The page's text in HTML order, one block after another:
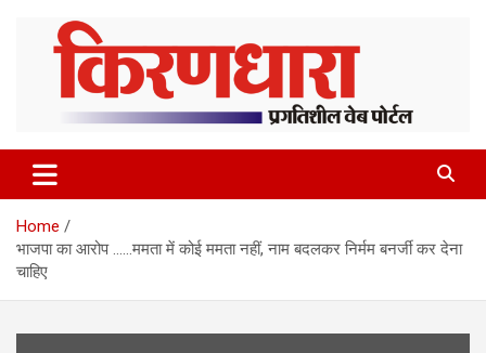
content
Home
भाजपा का आरोप ……ममता में कोई ममता नहीं, नाम बदलकर निर्मम बनर्जी कर देना
चाहिए